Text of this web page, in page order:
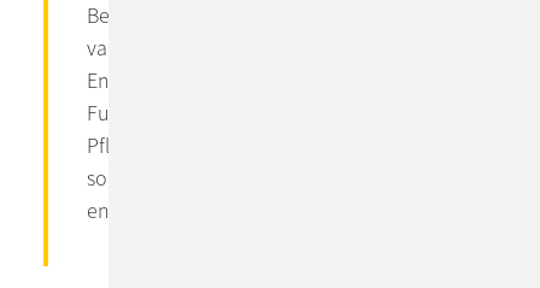
Bestandteile unserer Entwicklung. Dabei
validieren wir nicht nur die aktuelle
Entwicklung. Wir sichern auch die korrekte
Funktionalität für die Weiterentwicklung und
Pflege ab. Mit Sakuli und Citrus hat ConSol
sogar eigene Open Source Tools zum Testen
entwickelt.